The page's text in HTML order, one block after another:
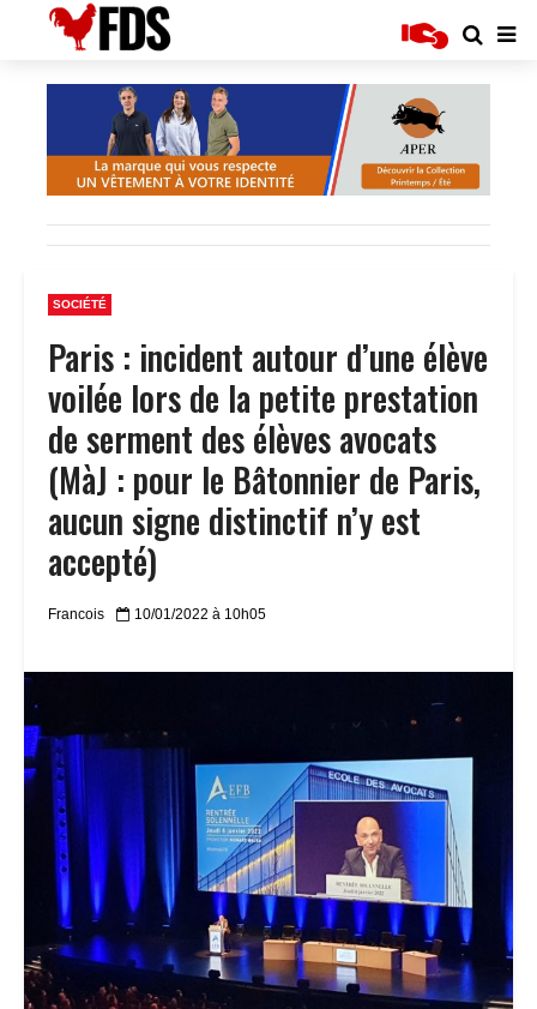
SOCIÉTÉ
Paris : incident autour d’une élève
voilée lors de la petite prestation
de serment des élèves avocats
(MàJ : pour le Bâtonnier de Paris,
aucun signe distinctif n’y est
accepté)
Francois 10/01/2022 à 10h05